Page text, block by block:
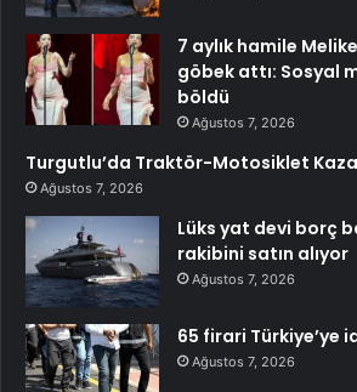
7 aylık hamile
göbek attı: Sosyal
böldü
Ağustos 7, 2026
Turgutlu’da Traktör-Motosiklet
Ağustos 7, 2026
Lüks yat devi borç
rakibini satın alıyor
Ağustos 7, 2026
65 firari Türkiye’ye
Ağustos 7, 2026